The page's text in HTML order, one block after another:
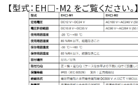
【型式：EH□-M2 をご覧ください。】